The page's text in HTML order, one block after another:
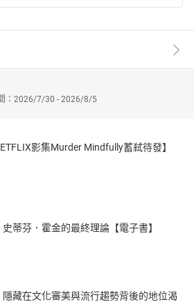
日多一份準備，考試以平常心應考，拿
：2026/7/30 - 2026/8/5
影集Murder Mindfully蓄弒待發】
蒂芬．霍金的最終理論【電子書】
隱藏在文化審美與流行趨勢背後的地位渴